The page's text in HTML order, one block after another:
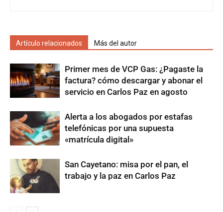
Artículo relacionados Más del autor
Primer mes de VCP Gas: ¿Pagaste la
factura? cómo descargar y abonar el
servicio en Carlos Paz en agosto
Alerta a los abogados por estafas
telefónicas por una supuesta
«matrícula digital»
San Cayetano: misa por el pan, el
trabajo y la paz en Carlos Paz